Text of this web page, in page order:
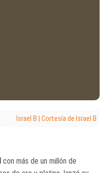
Israel B | Cortesía de Israel B
con más de un millón de